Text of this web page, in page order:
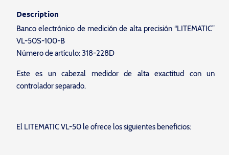
Description
Banco electrónico de medición de alta precisión “LITEMATIC”
VL-50S-100-B
Número de artículo: 318-228D
Este es un cabezal medidor de alta exactitud con un
controlador separado.
El LITEMATIC VL-50 le ofrece los siguientes beneficios: